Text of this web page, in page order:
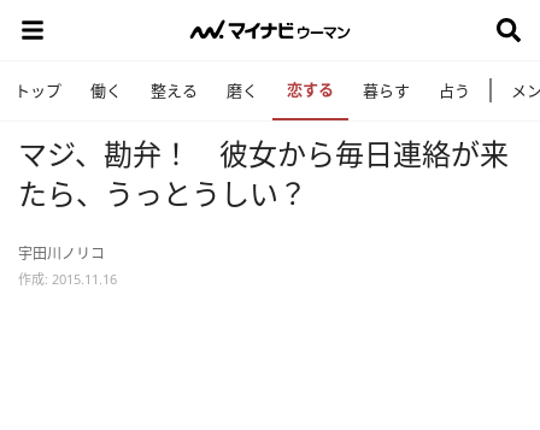
トップ 働く 整える 磨く 恋する 暮らす 占う メ
マジ、勘弁！ 彼女から毎日連絡が来
たら、うっとうしい？
宇田川ノリコ
作成: 2015.11.16